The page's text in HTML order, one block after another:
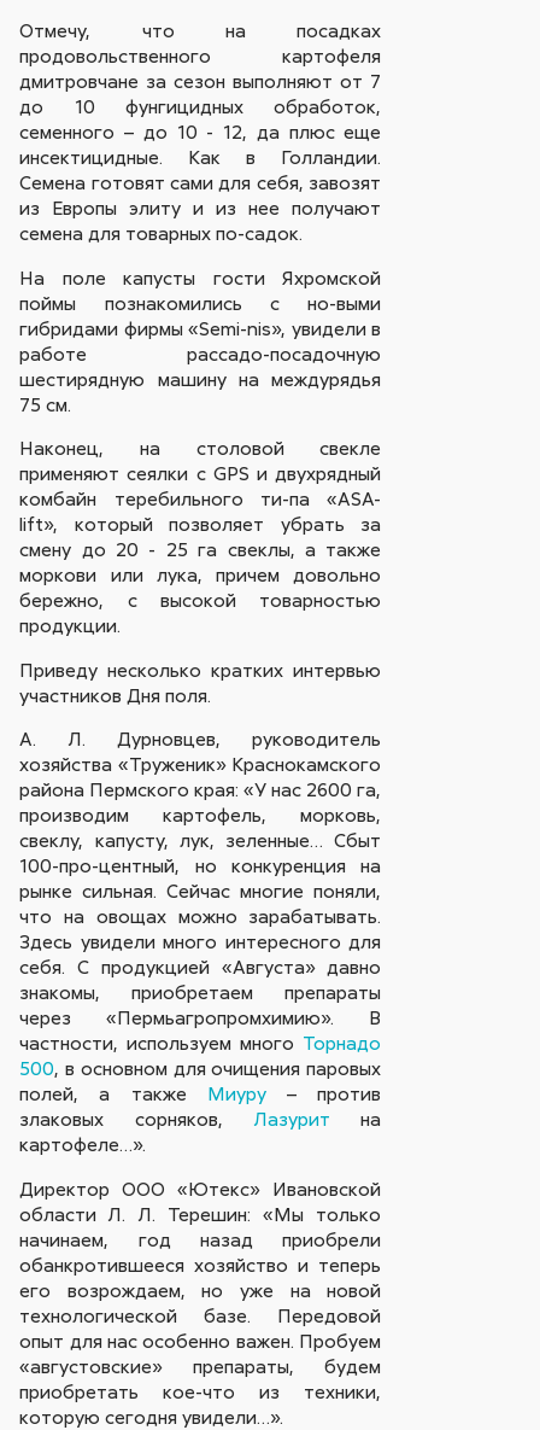
Отмечу, что на посадках
продовольственного картофеля
дмитровчане за сезон выполняют от 7
до 10 фунгицидных обработок,
семенного – до 10 - 12, да плюс еще
инсектицидные. Как в Голландии.
Семена готовят сами для себя, завозят
из Европы элиту и из нее получают
семена для товарных по-садок.
На поле капусты гости Яхромской
поймы познакомились с но-выми
гибридами фирмы «Semi-nis», увидели в
работе рассадо-посадочную
шестирядную машину на междурядья
75 см.
Наконец, на столовой свекле
применяют сеялки с GPS и двухрядный
комбайн теребильного ти-па «ASA-
lift», который позволяет убрать за
смену до 20 - 25 га свеклы, а также
моркови или лука, причем довольно
бережно, с высокой товарностью
продукции.
Приведу несколько кратких интервью
участников Дня поля.
А. Л. Дурновцев, руководитель
хозяйства «Труженик» Краснокамского
района Пермского края: «У нас 2600 га,
производим картофель, морковь,
свеклу, капусту, лук, зеленные… Сбыт
100-про-центный, но конкуренция на
рынке сильная. Сейчас многие поняли,
что на овощах можно зарабатывать.
Здесь увидели много интересного для
себя. С продукцией «Августа» давно
знакомы, приобретаем препараты
через «Пермьагропромхимию». В
частности, используем много Торнадо
500, в основном для очищения паровых
полей, а также Миуру– против
злаковых сорняков,Лазурит на
картофеле…».
Директор ООО «Ютекс» Ивановской
области Л. Л. Терешин: «Мы только
начинаем, год назад приобрели
обанкротившееся хозяйство и теперь
его возрождаем, но уже на новой
технологической базе. Передовой
опыт для нас особенно важен. Пробуем
«августовские» препараты, будем
приобретать кое-что из техники,
которую сегодня увидели…».